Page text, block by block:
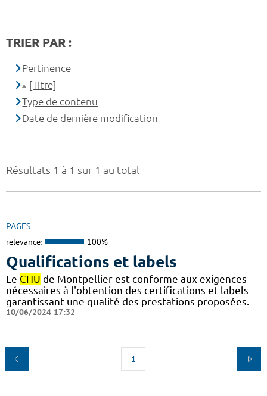
Résultats 1 à 1 sur 1 au total
PAGES
relevance: 100%
Qualifications et labels
Le CHU de Montpellier est conforme aux exigences
nécessaires à l'obtention des certifications et labels
garantissant une qualité des prestations proposées.
10/06/2024 17:32
1
TRIER PAR :
Pertinence
[Titre]
Type de contenu
Date de dernière modification